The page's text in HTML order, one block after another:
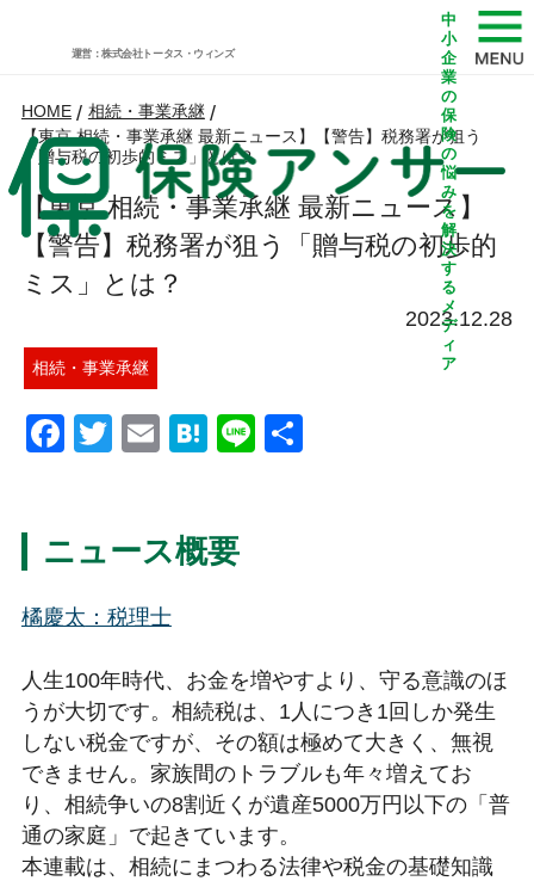
運営：株式会社トータス・ウィンズ
中
小
企
業
の
保
険
の
悩
み
を
解
決
す
る
メ
デ
ィ
ア
HOME / 相続・事業承継 /
【東京 相続・事業承継 最新ニュース】【警告】税務署が狙う
「贈与税の初歩的ミス」とは？
【東京 相続・事業承継 最新ニュース】
【警告】税務署が狙う「贈与税の初歩的
ミス」とは？
2023.12.28
相続・事業承継
Facebook
Twitter
EmailHatena
Line共
ニュース概要
橘慶太 ：税理士
人生100年時代、お金を増やすより、守る意識のほ
うが大切です。相続税は、1人につき1回しか発生
しない税金ですが、その額は極めて大きく、無視
できません。家族間のトラブルも年々増えてお
り、相続争いの8割近くが遺産5000万円以下の「普
通の家庭」で起きています。
本連載は、相続にまつわる法律や税金の基礎知識